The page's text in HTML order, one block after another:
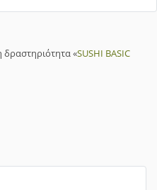
δραστηριότητα «SUSHI BASIC